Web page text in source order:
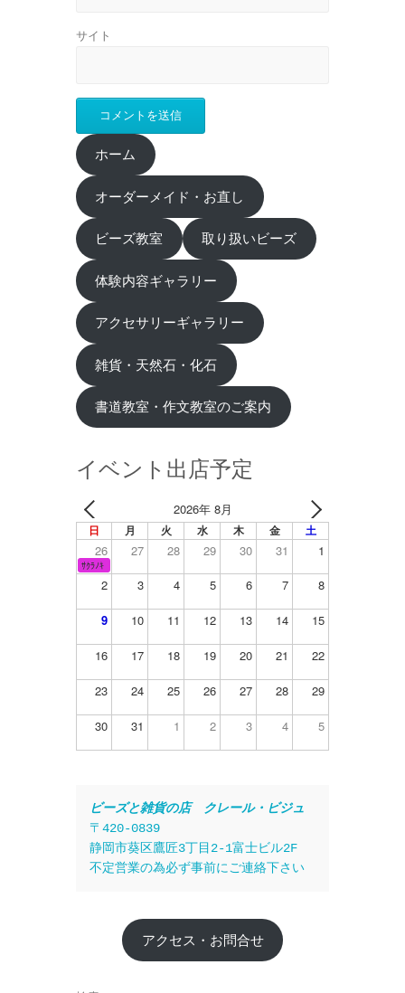
サイト
ホーム
オーダーメイド・お直し
ビーズ教室 取り扱いビーズ
体験内容ギャラリー
アクセサリーギャラリー
雑貨・天然石・化石
書道教室・作文教室のご案内
イベント出店予定
2026年 8月
日 月 火 水 木 金 土
26 27 28 29 30 31 1
ｻｸﾗﾉｷ
2 3 4 5 6 7 8
9 10 11 12 13 14 15
16 17 18 19 20 21 22
23 24 25 26 27 28 29
30 31 1 2 3 4 5
ビーズと雑貨の店　クレール・ビジュ
〒420-0839
静岡市葵区鷹匠3丁目2-1富士ビル2F
不定営業の為必ず事前にご連絡下さい
アクセス・お問合せ